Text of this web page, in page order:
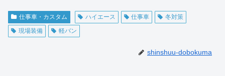
仕事車・カスタム ハイエース 仕事車
冬対策
現場装備
軽バン
shinshuu-dobokuma